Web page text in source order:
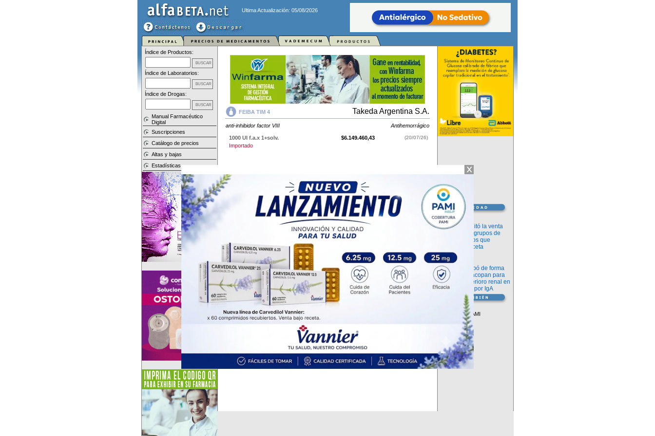
Ultima Actualización: 05/08/2026
Índice de Productos:
Índice de Laboratorios:
Índice de Drogas:
Manual Farmacéutico
Digital
Suscripciones
Catálogo de precios
Altas y bajas
Estadísticas
FEIBA TIM 4 Takeda Argentina S.A.
anti-inhibidor factor VIII Antihemorrágico
1000 UI f.a.x 1+solv. $6.149.460,43 (20/07/26)
Importado
. Es producido por Takeda Argentina S.A.
presentación disponible.
Producto importado.
Explorar más
Otros productos con
anti-inhibidor factor VIII
Otros productos de
Takeda Argentina S.A.
Información
ANMAT habilitó la venta
libre de diez grupos de
medicamentos que
requerían receta
Novedades
La FDA aprobó de forma
definitiva iptacopan para
frenar el deterioro renal en
la nefropatía por IgA
Vademécum
Descuentos PAMI